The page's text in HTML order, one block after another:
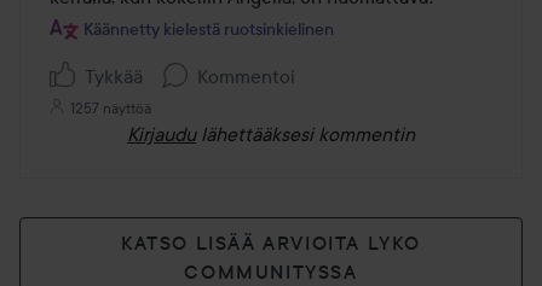
Käännetty kielestä ruotsinkielinen
Tykkää Kommentoi
1257 näyttöä
Kirjaudu lähettääksesi kommentin
KATSO LISÄÄ ARVIOITA LYKO
COMMUNITYSSA